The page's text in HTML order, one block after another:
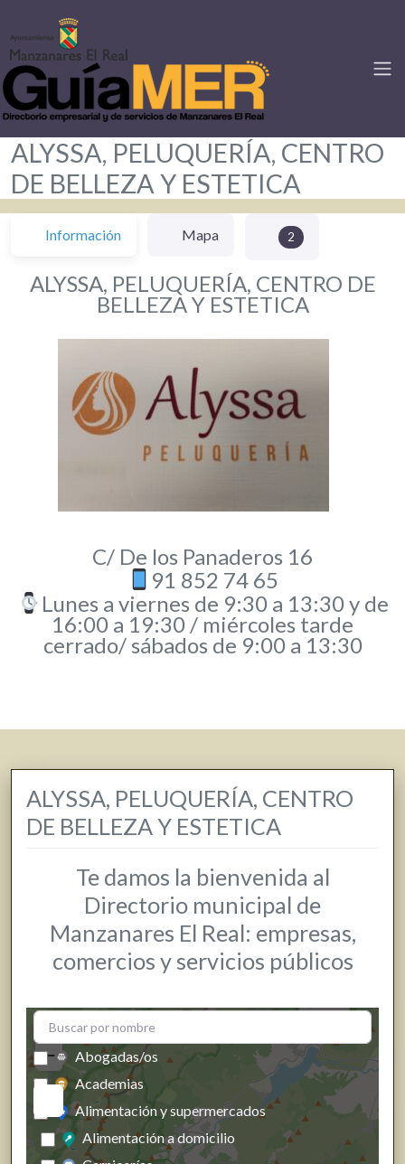
ALYSSA, PELUQUERÍA, CENTRO
DE BELLEZA Y ESTETICA
Información Mapa 2
ALYSSA, PELUQUERÍA, CENTRO DE
BELLEZA Y ESTETICA
C/ De los Panaderos 16
91 852 74 65
Lunes a viernes de 9:30 a 13:30 y de
16:00 a 19:30 / miércoles tarde
cerrado/ sábados de 9:00 a 13:30
ALYSSA, PELUQUERÍA, CENTRO
DE BELLEZA Y ESTETICA
Te damos la bienvenida al
Directorio municipal de
Manzanares El Real: empresas,
comercios y servicios públicos
+
−
Abogadas/os
Academias
Alimentación y supermercados
Alimentación a domicilio